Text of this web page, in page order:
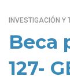
INVESTIGACIÓN
Beca
127-